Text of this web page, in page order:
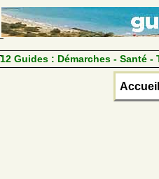
12 Guides : Démarches - Santé
Accueil